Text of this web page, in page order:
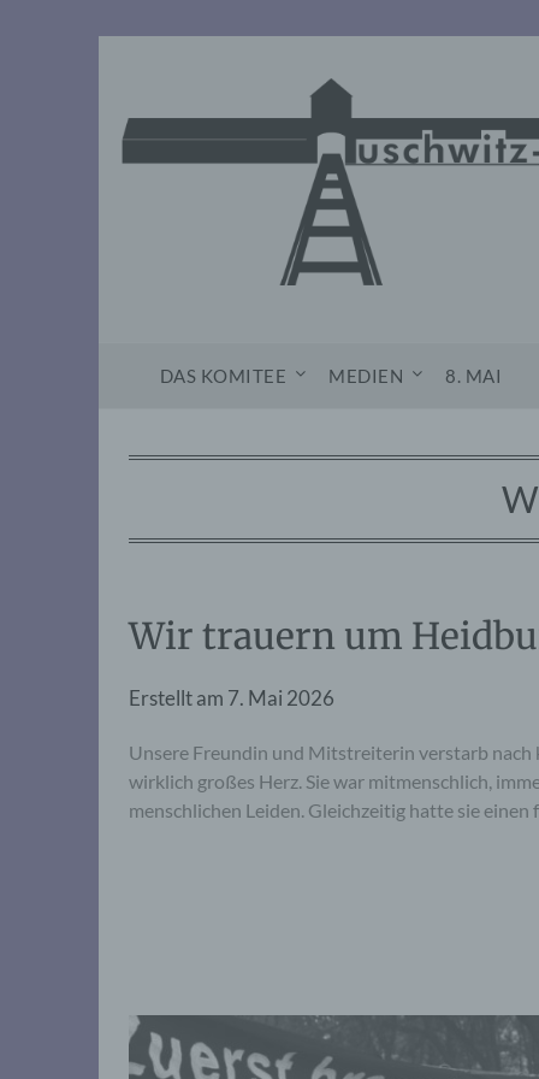
DAS KOMITEE MEDIEN 8. MAI
Wir trauern um
Erstellt am 7. Mai 2026
Unsere Freundin und Mitstreiterin verstarb
wirklich großes Herz. Sie war mitmenschlich,
menschlichen Leiden. Gleichzeitig hatte sie